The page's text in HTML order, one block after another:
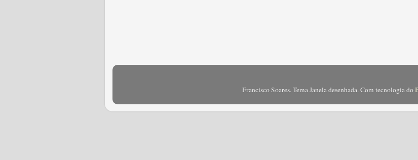
Francisco Soares. Tema Janela desenhada. Com tecnologia do